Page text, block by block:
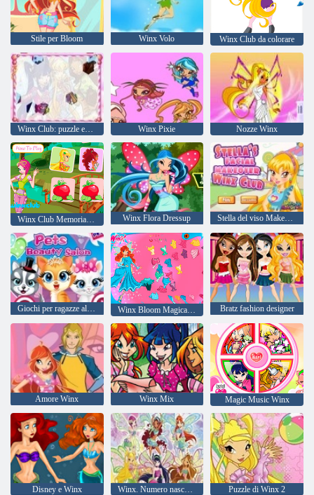
Stile per Bloom Winx Volo Winx Club da colorare
Winx Club: puzzle esagonale Winx Pixie Nozze Winx
Winx Flora Dressup Stella del viso Makeover Winx Club
Giochi per ragazze alla moda: Winx Salone di bellezza per animali domestici Winx Bloom Magica Apparel Bratz fashion designer
Amore Winx Winx Mix Magic Music Winx
Disney e Winx Winx. Numero nascosto Puzzle di Winx 2